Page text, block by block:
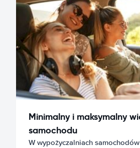
Minimalny i maksymalny
samochodu
W wypożyczalniach